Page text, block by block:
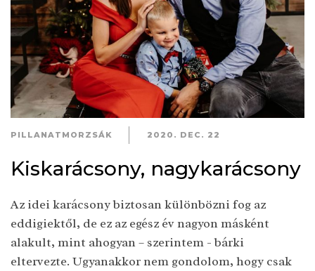
PILLANATMORZSÁK 2020. DEC. 22
Kiskarácsony, nagykarácsony
Az idei karácsony biztosan különbözni fog az
eddigiektől, de ez az egész év nagyon másként
alakult, mint ahogyan – szerintem - bárki
eltervezte. Ugyanakkor nem gondolom, hogy csak